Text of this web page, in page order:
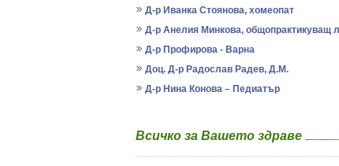
Д-р Иванка Стоянова, хомеопат
Д-р Анелия Минкова, общопрактикуващ
Д-р Профирова - Варна
Доц. Д-р Радослав Радев, Д.М.
Д-р Нина Конова – Педиатър
Всичко за Вашето здраве